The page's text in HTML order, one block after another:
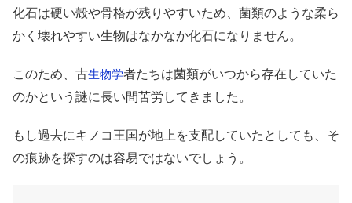
化石は硬い殻や骨格が残りやすいため、菌類のような柔ら
かく壊れやすい生物はなかなか化石になりません。
このため、古生物学者たちは菌類がいつから存在していた
のかという謎に長い間苦労してきました。
もし過去にキノコ王国が地上を支配していたとしても、そ
の痕跡を探すのは容易ではないでしょう。